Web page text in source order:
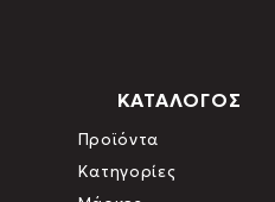
ΚΑΤΑΛΟΓΟΣ
Προϊόντα
Κατηγορίες